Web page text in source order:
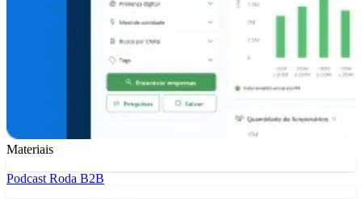
Materiais
Podcast Roda B2B